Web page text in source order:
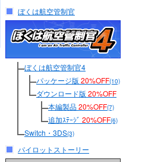
ぼくは航空管制官
ぼくは航空管制官4
パッケージ版 20%OFF(10)
ダウンロード版 20%OFF
本編製品20%OFF(7)
追加ｽﾃｰｼﾞ 20%OFF(6)
Switch・3DS(3)
パイロットストーリー